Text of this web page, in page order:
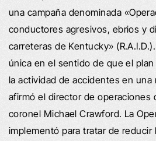
una campaña denominada
conductores agresivos, ebrios y
carreteras de Kentucky»
única en el sentido de que el
la actividad de accidentes en una
afirmó el director de operaciones
coronel Michael Crawford. La
implementó para tratar de